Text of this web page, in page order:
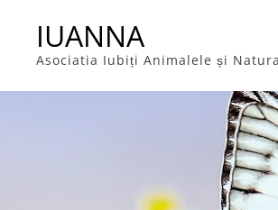
contentIUANNA
Asociatia Iubiți Animalele și Natura